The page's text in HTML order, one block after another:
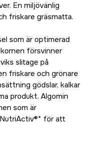
En miljövänlig
friskare gräsmatta.
som är optimerad
försvinner
slitage på
friskare och grönare
gödslar, kalkar
produkt. Algomin
som är
för att